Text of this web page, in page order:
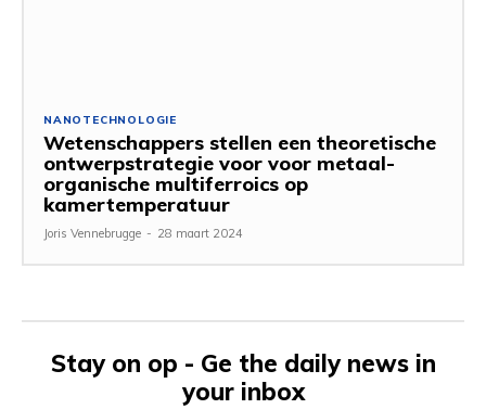
NANOTECHNOLOGIE
Wetenschappers stellen een theoretische
ontwerpstrategie voor voor metaal-
organische multiferroics op
kamertemperatuur
Joris Vennebrugge - 28 maart 2024
Stay on op - Ge the daily news in
your inbox